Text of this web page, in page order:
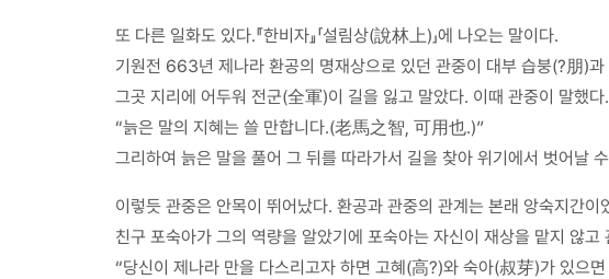
또 다른 일화도 있다.『한비자』「설림상(說林上)」에 나오는 말이다.
기원전 663년 제나라 환공의 명재상으로 있던 관중이 대부 습붕(?朋)
그곳 지리에 어두워 전군(全軍)이 길을 잃고 말았다. 이때 관중이 말했다.
“늙은 말의 지혜는 쓸 만합니다.(老馬之智, 可用也.)”
그리하여 늙은 말을 풀어 그 뒤를 따라가서 길을 찾아 위기에서 벗어날
이렇듯 관중은 안목이 뛰어났다. 환공과 관중의 관계는 본래 앙숙지간
친구 포숙아가 그의 역량을 알았기에 포숙아는 자신이 재상을 맡지 않
“당신이 제나라 만을 다스리고자 하면 고혜(高?)와 숙아(叔芽)가 있으